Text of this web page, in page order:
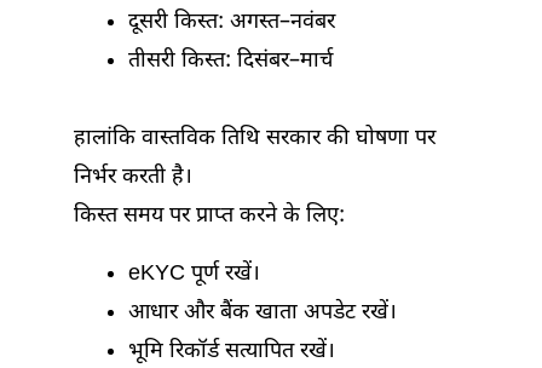
दूसरी किस्त: अगस्त–नवंबर
तीसरी किस्त: दिसंबर–मार्च
हालांकि वास्तविक तिथि सरकार की घोषणा पर
निर्भर करती है।
किस्त समय पर प्राप्त करने के लिए:
eKYC पूर्ण रखें।
आधार और बैंक खाता अपडेट रखें।
भूमि रिकॉर्ड सत्यापित रखें।